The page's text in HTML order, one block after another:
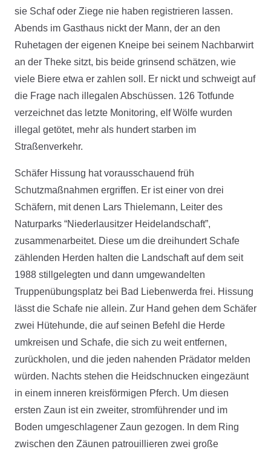
sie Schaf oder Ziege nie haben registrieren lassen.
Abends im Gasthaus nickt der Mann, der an den
Ruhetagen der eigenen Kneipe bei seinem Nachbarwirt
an der Theke sitzt, bis beide grinsend schätzen, wie
viele Biere etwa er zahlen soll. Er nickt und schweigt auf
die Frage nach illegalen Abschüssen. 126 Totfunde
verzeichnet das letzte Monitoring, elf Wölfe wurden
illegal getötet, mehr als hundert starben im
Straßenverkehr.
Schäfer Hissung hat vorausschauend früh
Schutzmaßnahmen ergriffen. Er ist einer von drei
Schäfern, mit denen Lars Thielemann, Leiter des
Naturparks “Niederlausitzer Heidelandschaft”,
zusammenarbeitet. Diese um die dreihundert Schafe
zählenden Herden halten die Landschaft auf dem seit
1988 stillgelegten und dann umgewandelten
Truppenübungsplatz bei Bad Liebenwerda frei. Hissung
lässt die Schafe nie allein. Zur Hand gehen dem Schäfer
zwei Hütehunde, die auf seinen Befehl die Herde
umkreisen und Schafe, die sich zu weit entfernen,
zurückholen, und die jeden nahenden Prädator melden
würden. Nachts stehen die Heidschnucken eingezäunt
in einem inneren kreisförmigen Pferch. Um diesen
ersten Zaun ist ein zweiter, stromführender und im
Boden umgeschlagener Zaun gezogen. In dem Ring
zwischen den Zäunen patrouillieren zwei große